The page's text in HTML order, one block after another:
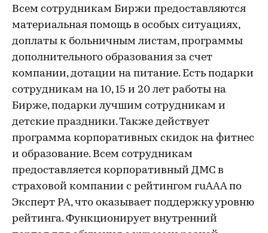
Всем сотрудникам Биржи предоставляются
материальная помощь в особых ситуациях,
доплаты к больничным листам, программы
дополнительного образования за счет
компании, дотации на питание. Есть подарки
сотрудникам на 10, 15 и 20 лет работы на
Бирже, подарки лучшим сотрудникам и
детские праздники. Также действует
программа корпоративных скидок на фитнес
и образование. Всем сотрудникам
предоставляется корпоративный ДМС в
страховой компании с рейтингом ruAAA по
Эксперт РА, что оказывает поддержку уровню
рейтинга. Функционирует внутренний